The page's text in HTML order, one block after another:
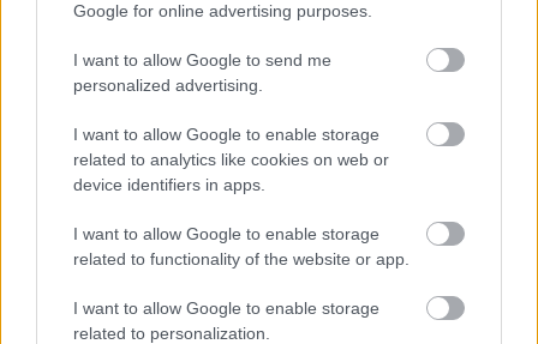
Google for online advertising purposes.
I want to allow Google to send me
personalized advertising.
I want to allow Google to enable storage
related to analytics like cookies on web or
device identifiers in apps.
I want to allow Google to enable storage
related to functionality of the website or app.
I want to allow Google to enable storage
related to personalization.
85 ευρώ)σε 2 μόλις ημέρες
νοσοκομεία
Ακόμα, έρχονται συνολικά
νοσοκομεία. Ειδικότερα, στο«τραπέζι» του ΑΣΕΠ
βρίσκεται και επισήμως ο επόμενοςμεγάλος
, στον οποία θα
μπορούν να δηλώσουν συμμετοχή μόνο απόφοιτοι